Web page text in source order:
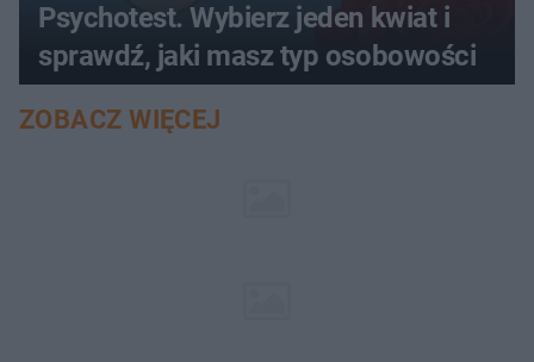
Psychotest. Wybierz jeden kwiat i
sprawdź, jaki masz typ osobowości
ZOBACZ WIĘCEJ